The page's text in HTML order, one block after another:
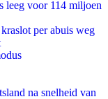
leeg voor 114 miljoen
per abuis weg
na snelheid van